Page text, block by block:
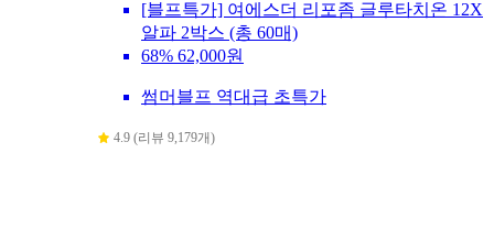
[블프특가] 여에스더 리포좀 글루타치온 12X
알파 2박스 (총 60매)
68% 62,000원
썸머블프 역대급 초특가
4.9 (리뷰 9,179개)